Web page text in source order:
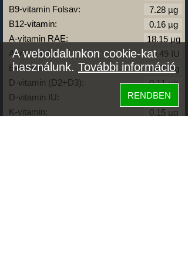
B9-vitamin Folsav:
B12-vitamin:
A-vitamin RAE:
A-vitamin IU:
E-vitamin :
D-vitamin (D2+D3):
D-vitamin IU:
K-vitamin:
A weboldalunkon cookie-kat
használunk. További információ
RENDBEN